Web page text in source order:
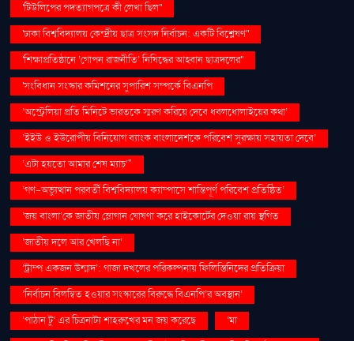
'টিউলিপের পদত্যাগপত্রে কী লেখা ছিল''
'ঢাকা বিশ্ববিদ্যালয় কেন্দ্রীয় ছাত্র সংসদ নির্বাচন: একটি বিশ্লেষণ''
'শিক্ষাপ্রতিষ্ঠানে ‘গোপন রাজনীতি’ নিষিদ্ধের আহ্বান ছাত্রদলের''
'সংবিধান সংস্কার কমিশনের সুপারিশ সম্পর্কে বিএনপি
‘অস্ট্রেলিয়া প্রতি মিনিটে ভারতকে স্মরণ করিয়ে দেবে ধবলধোলাইয়ের কথা’
‘ইইউ ও ইউরোপীয় বিনিয়োগ ব্যাংক বাংলাদেশকে পরিবেশ সুরক্ষায় সহায়তা দেবে’
‘এটা হয়তো আমার শেষ ম্যাচ’"
‘গণ–অভ্যুত্থান পরবর্তী বিশ্ববিদ্যালয় ক্যাম্পাসে শান্তিপূর্ণ পরিবেশ প্রতিষ্ঠিত’
‘জয় বাংলা’কে জাতীয় স্লোগান ঘোষণা করে হাইকোর্টের দেওয়া রায় স্থগিত
‘জাতীয় দলে আর খেলছি না’
‘ট্রাম্প একজন উন্মাদ’: গাজা দখলের পরিকল্পনায় ফিলিস্তিনিদের প্রতিক্রিয়া
‘নির্বাচন বিলম্বিত হওয়ার সংস্কারের বিরুদ্ধে বিএনপি’র অবস্থান’
‘পাঠান টু’ এর চিত্রনাট্য শাহরুখের মন জয় করেছে
‘মা